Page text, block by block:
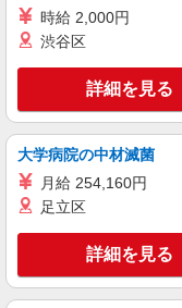
派遣社員
株式会社kotrio /●KM-H-
＜サ
に歩
通費
（株）ウィルオブ・ワ
時給 2,000円
渋谷区
詳細を見る
大学病院の中材滅菌
月給 254,160円
足立区
詳細を見る